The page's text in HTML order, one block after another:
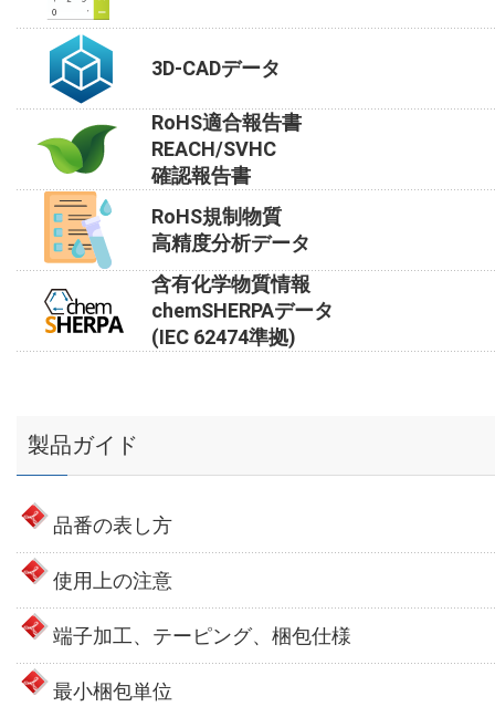
3D-CADデータ
RoHS適合報告書
REACH/SVHC
確認報告書
RoHS規制物質
高精度分析データ
含有化学物質情報
chemSHERPAデータ
(IEC 62474準拠)
製品ガイド
品番の表し方
使用上の注意
端子加工、テーピング、梱包仕様
最小梱包単位